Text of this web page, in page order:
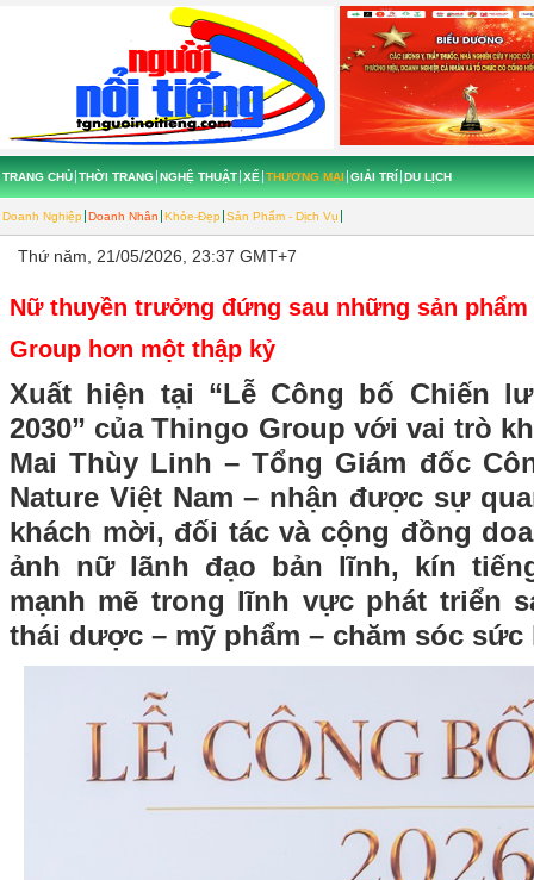
TRANG CHỦ THỜI TRANG NGHỆ THUẬT XẾ THƯƠNG MẠI
Doanh Nghiệp Doanh Nhân Khỏe-Đẹp Sản Phẩm - Dịch Vụ
GIẢI TRÍ DU LỊCH
Thứ năm, 21/05/2026, 23:37 GMT+7
Nữ thuyền trưởng đứng sau những sản phẩm
Group hơn một thập kỷ
Xuất hiện tại “Lễ Công bố Chiến
2030” của Thingo Group với vai trò
Mai Thùy Linh – Tổng Giám đốc
Nature Việt Nam – nhận được sự
khách mời, đối tác và cộng đồng
ảnh nữ lãnh đạo bản lĩnh, kín
mạnh mẽ trong lĩnh vực phát triển
thái dược – mỹ phẩm – chăm sóc sức